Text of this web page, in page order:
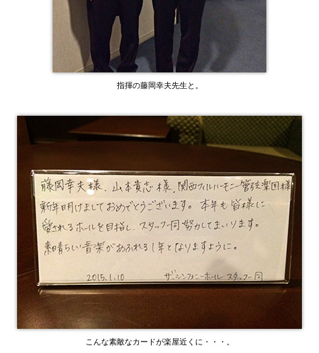
指揮の藤岡幸夫先生と。
こんな素敵なカードが楽屋近くに・・・。